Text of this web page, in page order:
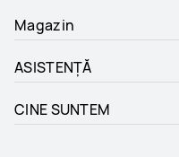
Magazin
ASISTENȚĂ
CINE SUNTEM